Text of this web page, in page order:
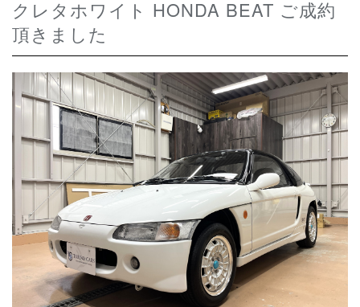
クレタホワイト HONDA BEAT ご成約
頂きました